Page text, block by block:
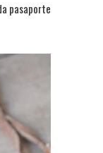
pasaporte